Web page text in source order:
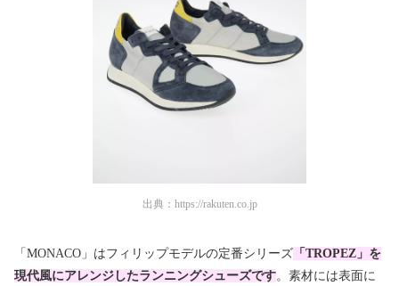
出典： https://rakuten.co.jp
「MONACO」はフィリップモデルの定番シリーズ 「TROPEZ」を
現代風にアレンジしたランニングシューズです。素材には表面に